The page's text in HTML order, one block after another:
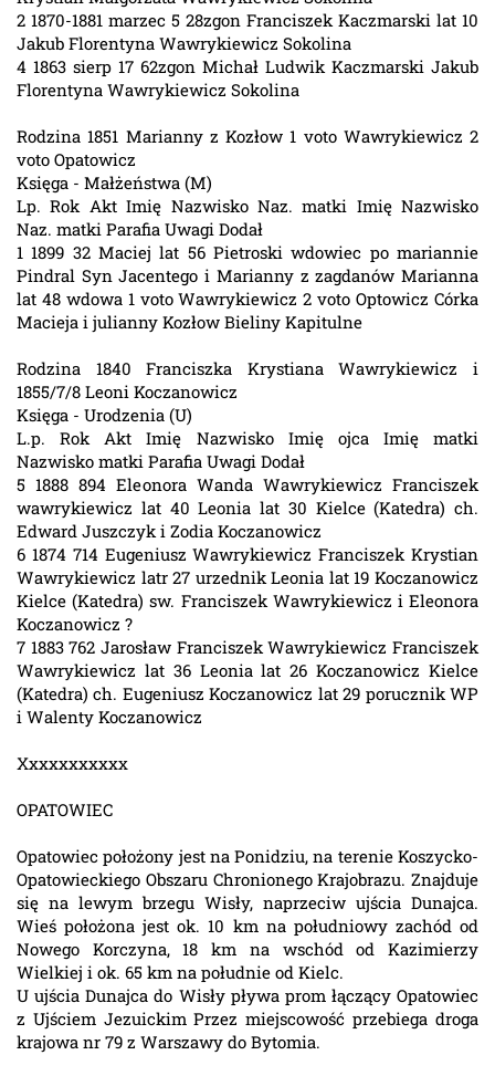
2 1870-1881 marzec 5 28zgon Franciszek Kaczmarski lat 10
Jakub Florentyna Wawrykiewicz Sokolina
4 1863 sierp 17 62zgon Michał Ludwik Kaczmarski Jakub
Florentyna Wawrykiewicz Sokolina
Rodzina 1851 Marianny z Kozłow 1 voto Wawrykiewicz 2
voto Opatowicz
Księga - Małżeństwa (M)
Lp. Rok Akt Imię Nazwisko Naz. matki Imię Nazwisko
Naz. matki Parafia Uwagi Dodał
1 1899 32 Maciej lat 56 Pietroski wdowiec po mariannie
Pindral Syn Jacentego i Marianny z zagdanów Marianna
lat 48 wdowa 1 voto Wawrykiewicz 2 voto Optowicz Córka
Macieja i julianny Kozłow Bieliny Kapitulne
Rodzina 1840 Franciszka Krystiana Wawrykiewicz i
1855/7/8 Leoni Koczanowicz
Księga - Urodzenia (U)
L.p. Rok Akt Imię Nazwisko Imię ojca Imię matki
Nazwisko matki Parafia Uwagi Dodał
5 1888 894 Eleonora Wanda Wawrykiewicz Franciszek
wawrykiewicz lat 40 Leonia lat 30 Kielce (Katedra) ch.
Edward Juszczyk i Zodia Koczanowicz
6 1874 714 Eugeniusz Wawrykiewicz Franciszek Krystian
Wawrykiewicz latr 27 urzednik Leonia lat 19 Koczanowicz
Kielce (Katedra) sw. Franciszek Wawrykiewicz i Eleonora
Koczanowicz ?
7 1883 762 Jarosław Franciszek Wawrykiewicz Franciszek
Wawrykiewicz lat 36 Leonia lat 26 Koczanowicz Kielce
(Katedra) ch. Eugeniusz Koczanowicz lat 29 porucznik WP
i Walenty Koczanowicz
Xxxxxxxxxxx
OPATOWIEC
Opatowiec położony jest na Ponidziu, na terenie Koszycko-
Opatowieckiego Obszaru Chronionego Krajobrazu. Znajduje
się na lewym brzegu Wisły, naprzeciw ujścia Dunajca.
Wieś położona jest ok. 10 km na południowy zachód od
Nowego Korczyna, 18 km na wschód od Kazimierzy
Wielkiej i ok. 65 km na południe od Kielc.
U ujścia Dunajca do Wisły pływa prom łączący Opatowiec
z Ujściem Jezuickim Przez miejscowość przebiega droga
krajowa nr 79 z Warszawy do Bytomia.